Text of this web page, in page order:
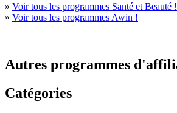
» Voir tous les programmes Santé et Beauté !
» Voir tous les programmes Awin !
Autres programmes
Catégories